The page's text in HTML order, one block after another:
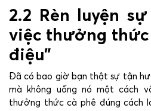
2.2 Rèn luyện
việc thưởng thức
điệu”
Đã có bao giờ bạn thật sự tận
mà không uống nó một cách
thưởng thức cà phê đúng cách